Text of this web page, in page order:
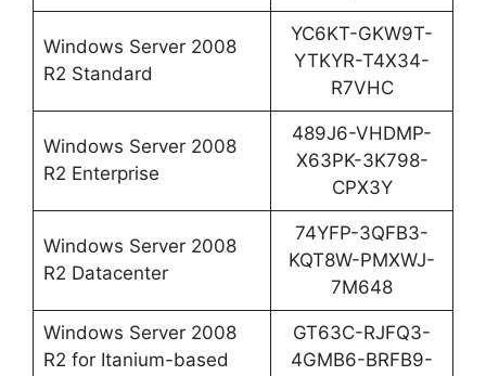
Windows Server 2008
R2 Standard
YC6KT-GKW9T-
YTKYR-T4X34-
R7VHC
Windows Server 2008
R2 Enterprise
489J6-VHDMP-
X63PK-3K798-
CPX3Y
Windows Server 2008
R2 Datacenter
74YFP-3QFB3-
KQT8W-PMXWJ-
7M648
Windows Server 2008
R2 for Itanium-based
GT63C-RJFQ3-
4GMB6-BRFB9-